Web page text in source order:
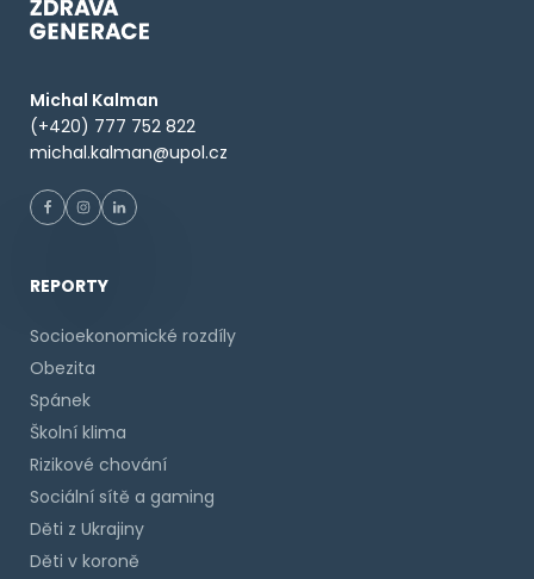
Michal Kalman
(+420) 777 752 822
michal.kalman@upol.cz
REPORTY
Socioekonomické rozdíly
Obezita
Spánek
Školní klima
Rizikové chování
Sociální sítě a gaming
Děti z Ukrajiny
Děti v koroně